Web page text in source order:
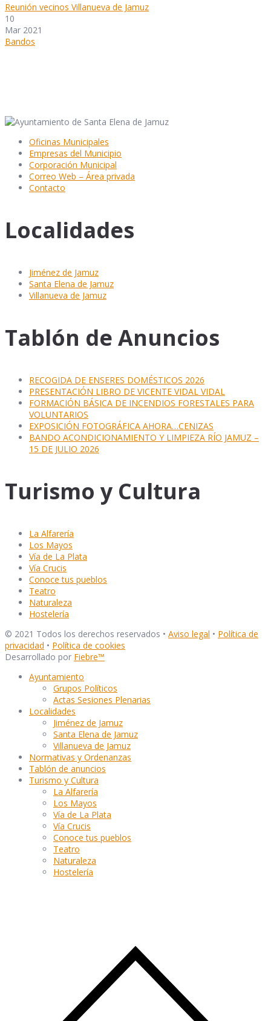
Reunión vecinos Villanueva de Jamuz
10
Mar 2021
Bandos
Oficinas Municipales
Empresas del Municipio
Corporación Municipal
Correo Web – Área privada
Contacto
Localidades
Jiménez de Jamuz
Santa Elena de Jamuz
Villanueva de Jamuz
Tablón de Anuncios
RECOGIDA DE ENSERES DOMÉSTICOS 2026
PRESENTACIÓN LIBRO DE VICENTE VIDAL VIDAL
FORMACIÓN BÁSICA DE INCENDIOS FORESTALES PARA
VOLUNTARIOS
EXPOSICIÓN FOTOGRÁFICA AHORA…CENIZAS
BANDO ACONDICIONAMIENTO Y LIMPIEZA RÍO JAMUZ –
15 DE JULIO 2026
Turismo y Cultura
La Alfarería
Los Mayos
Vía de La Plata
Vía Crucis
Conoce tus pueblos
Teatro
Naturaleza
Hostelería
© 2021 Todos los derechos reservados • Aviso legal • Política de
privacidad • Política de cookies
Desarrollado por Fiebre™
Ayuntamiento
Grupos Políticos
Actas Sesiones Plenarias
Localidades
Jiménez de Jamuz
Santa Elena de Jamuz
Villanueva de Jamuz
Normativas y Ordenanzas
Tablón de anuncios
Turismo y Cultura
La Alfarería
Los Mayos
Vía de La Plata
Vía Crucis
Conoce tus pueblos
Teatro
Naturaleza
Hostelería